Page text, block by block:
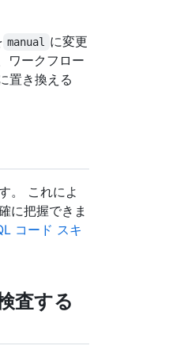
manual
に変更
ワークフロー
置き換える
。 これによ
に把握できま
コード スキ
査する